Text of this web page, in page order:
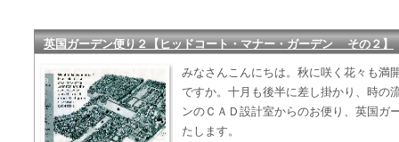
英国ガーデン便り２【ヒッドコート・マナー・ガーデン その２】
みなさんこんにちは。秋に咲く花々も満
ですか。十月も後半に差し掛かり、時の
ンのＣＡＤ設計室からのお便り、英国ガ
たします。